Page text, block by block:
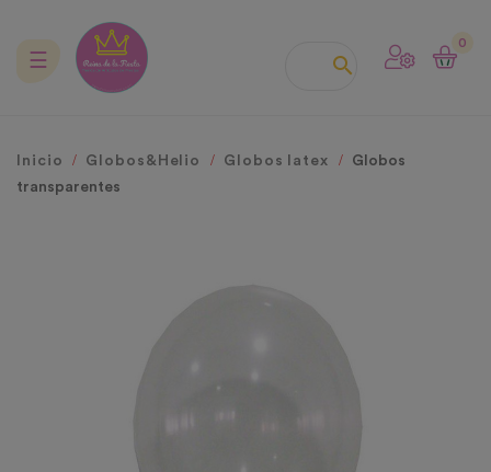

0
Navegación
☰
Inicio Globos&Helio Globos latex
Globos
transparentes